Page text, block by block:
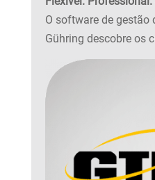
O software de gestão
Gühring descobre os